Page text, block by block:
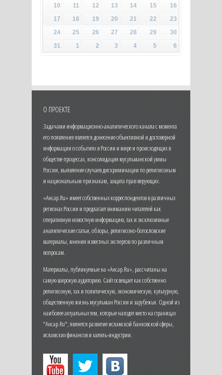
10
11 12 13 14 15
16
17
18 19 20 21 22
23
24
25 26 27 28 29
30
31
1 2 3 4 5 6
О ПРОЕКТЕ
Задачами информационно-аналитического канала с момента
его появления является донесение объективной и достоверной
информации о событиях в России и мире и происходящих в
обществе процессах, консолидация мусульманской уммы
России, выявление случаев дискриминации по религиозным
и национальным признакам, защита прав верующих.
«Ансар.Ru» имеет собственных корреспондентов в различных
регионах России и предлагает вниманию читателей как
оперативную новостную информацию, так и эксклюзивные
аналитические статьи, обзоры, религиозно-богословские
материалы, мнения известных экспертов по различным
вопросам.
Материалы, публикуемые на «Ансар.Ru», рассчитаны на
самую широкую аудиторию. Сайт освещает как собственно
религиозную, так и политическую, экономическую, культурную,
общественную жизнь мусульман России и зарубежья. Одной из
наиболее актуальных тем, которые находят место на страницах
"Ансар.Ru", является развитие исламской банковской сферы,
исламских финансов и халяль-индустрии.